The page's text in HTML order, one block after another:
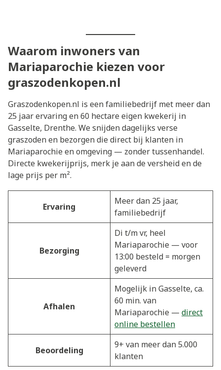
Waarom inwoners van
Mariaparochie kiezen voor
graszodenkopen.nl
Graszodenkopen.nl is een familiebedrijf met meer dan
25 jaar ervaring en 60 hectare eigen kwekerij in
Gasselte, Drenthe. We snijden dagelijks verse
graszoden en bezorgen die direct bij klanten in
Mariaparochie en omgeving — zonder tussenhandel.
Directe kwekerijprijs, merk je aan de versheid en de
lage prijs per m².
Ervaring
Meer dan 25 jaar,
familiebedrijf
Bezorging
Di t/m vr, heel
Mariaparochie — voor
13:00 besteld = morgen
geleverd
Afhalen
Mogelijk in Gasselte, ca.
60 min. van
Mariaparochie — direct
online bestellen
Beoordeling
9+ van meer dan 5.000
klanten